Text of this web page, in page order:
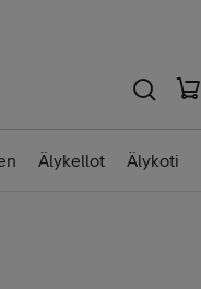
Älykellot Älykoti